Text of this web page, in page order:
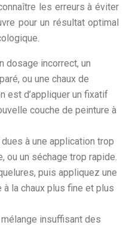
les erreurs à éviter
pour un résultat optimal
dosage incorrect, un
ou une chaux de
est d’appliquer un fixatif
couche de peinture à
à une application trop
ou un séchage trop rapide.
puis appliquez une
la chaux plus fine et plus
insuffisant des